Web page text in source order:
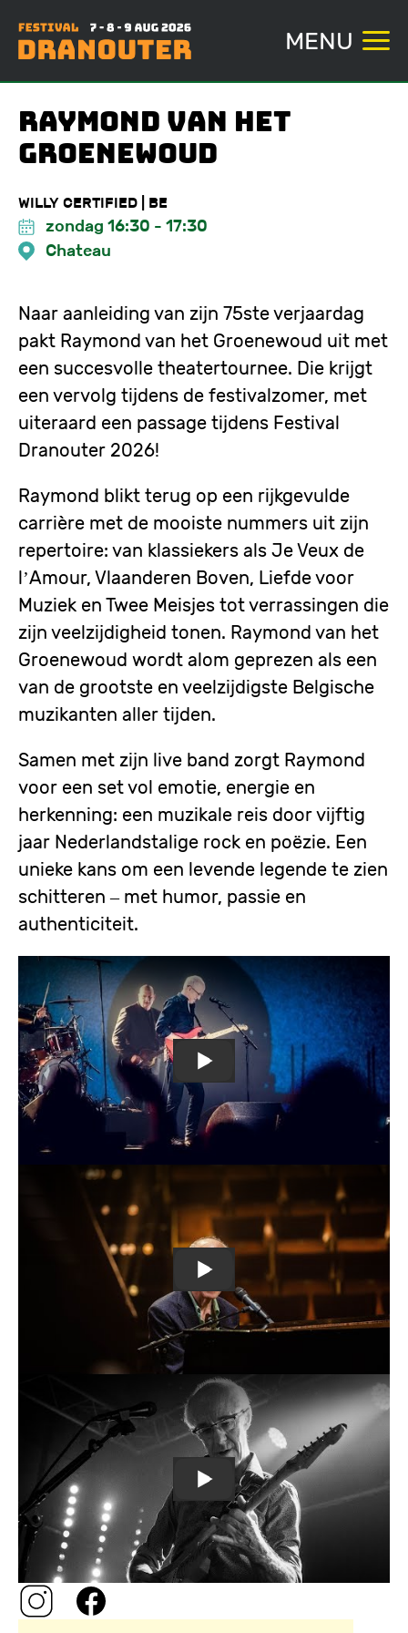
naar
inhoud
gaan
MENU
Raymond Van het
Groenewoud
WILLY CERTIFIED | BE
zondag 16:30 - 17:30
Chateau
Naar aanleiding van zijn 75ste verjaardag
pakt Raymond van het Groenewoud uit met
een succesvolle theatertournee. Die krijgt
een vervolg tijdens de festivalzomer, met
uiteraard een passage tijdens Festival
Dranouter 2026!
Raymond blikt terug op een rijkgevulde
carrière met de mooiste nummers uit zijn
repertoire: van klassiekers als Je Veux de
l’Amour, Vlaanderen Boven, Liefde voor
Muziek en Twee Meisjes tot verrassingen die
zijn veelzijdigheid tonen. Raymond van het
Groenewoud wordt alom geprezen als een
van de grootste en veelzijdigste Belgische
muzikanten aller tijden.
Samen met zijn live band zorgt Raymond
voor een set vol emotie, energie en
herkenning: een muzikale reis door vijftig
jaar Nederlandstalige rock en poëzie. Een
unieke kans om een levende legende te zien
schitteren – met humor, passie en
authenticiteit.
Remote
video
URL
Raymond van het
Raymond van het
video
INTEGRAAL CONCERT // RAYMOND